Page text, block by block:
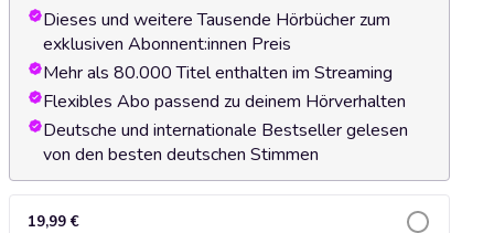
Dieses und weitere Tausende Hörbücher zum
exklusiven Abonnent:innen Preis
Mehr als 80.000 Titel enthalten im Streaming
Flexibles Abo passend zu deinem Hörverhalten
Deutsche und internationale Bestseller gelesen
von den besten deutschen Stimmen
19,99 €